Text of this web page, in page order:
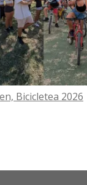
Bicicletea 2026